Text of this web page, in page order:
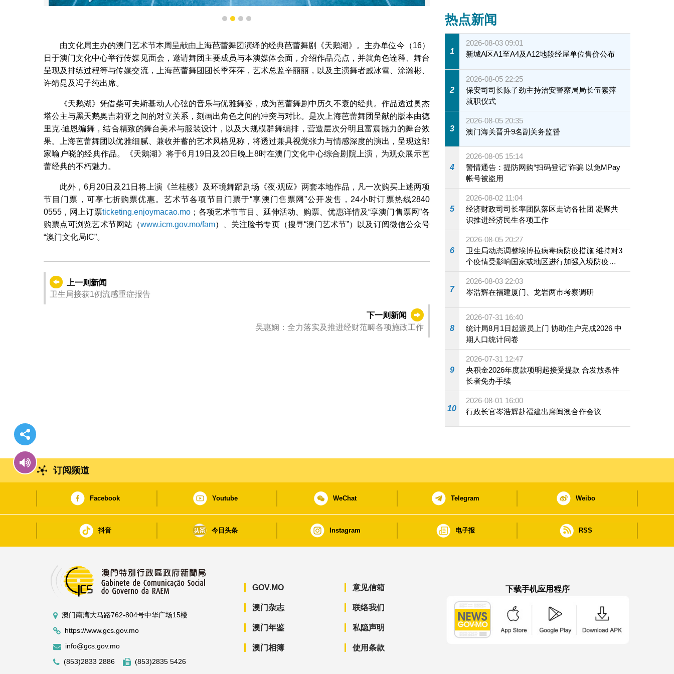
天鹅湖
1 2 3 4
由文化局主办的澳门艺术节本周呈献由上海芭蕾舞团演绎的经典芭蕾舞剧《天鹅湖》。主办单位今（16）
日于澳门文化中心举行传媒见面会，邀请舞团主要成员与本澳媒体会面，介绍作品亮点，并就角色诠释、舞台
呈现及排练过程等与传媒交流，上海芭蕾舞团团长季萍萍，艺术总监辛丽丽，以及主演舞者戚冰雪、涂瀚彬、
许靖昆及冯子纯出席。
《天鹅湖》凭借柴可夫斯基动人心弦的音乐与优雅舞姿，成为芭蕾舞剧中历久不衰的经典。作品透过奥杰
塔公主与黑天鹅奥吉莉亚之间的对立关系，刻画出角色之间的冲突与对比。是次上海芭蕾舞团呈献的版本由德
里克‧迪恩编舞，结合精致的舞台美术与服装设计，以及大规模群舞编排，营造层次分明且富震撼力的舞台效
果。上海芭蕾舞团以优雅细腻、兼收并蓄的艺术风格见称，将透过兼具视觉张力与情感深度的演出，呈现这部
家喻户晓的经典作品。《天鹅湖》将于6月19日及20日晚上8时在澳门文化中心综合剧院上演，为观众展示芭
蕾经典的不朽魅力。
此外，6月20日及21日将上演《兰桂楼》及环境舞蹈剧场《夜‧观应》两套本地作品，凡一次购买上述两项
节目门票，可享七折购票优惠。艺术节各项节目门票于“享澳门售票网”公开发售，24小时订票热线2840
0555，网上订票ticketing.enjoymacao.mo；各项艺术节节目、延伸活动、购票、优惠详情及“享澳门售票网”各
购票点可浏览艺术节网站（www.icm.gov.mo/fam）、关注脸书专页（搜寻“澳门艺术节”）以及订阅微信公众号
“澳门文化局IC”。
上一则新闻
卫生局接获1例流感重症报告
下一则新闻
吴惠娴：全力落实及推进经财范畴各项施政工作
热点新闻
1
2026-08-03 09:01
新城A区A1至A4及A12地段经屋单位售价公布
2
2026-08-05 22:25
保安司司长陈子劲主持治安警察局局长伍素萍
就职仪式
3
2026-08-05 20:35
澳门海关晋升9名副关务监督
4
2026-08-05 15:14
警情通告：提防网购“扫码登记”诈骗 以免MPay
帐号被盗用
5
2026-08-02 11:04
经济财政司司长率团队落区走访各社团 凝聚共
识推进经济民生各项工作
6
2026-08-05 20:27
卫生局动态调整埃博拉病毒病防疫措施 维持对3
个疫情受影响国家或地区进行加强入境防疫措
施
7
2026-08-03 22:03
岑浩辉在福建厦门、龙岩两市考察调研
8
2026-07-31 16:40
统计局8月1日起派员上门 协助住户完成2026 中
期人口统计问卷
9
2026-07-31 12:47
央积金2026年度款项明起接受提款 合发放条件
长者免办手续
10
2026-08-01 16:00
行政长官岑浩辉赴福建出席闽澳合作会议
订阅频道
Facebook Youtube WeChat Telegram Weibo
抖音 今日头条 Instagram 电子报 RSS
澳门南湾大马路762-804号中华广场15楼
https://www.gcs.gov.mo
info@gcs.gov.mo
(853)2833 2886
(853)2835 5426
GOV.MO
澳门杂志
澳门年鉴
澳门相簿
意见信箱
联络我们
私隐声明
使用条款
下载手机应用程序